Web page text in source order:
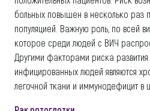
больных повышен в несколько
популяцией. Важную роль, по всей
которое среди людей с ВИЧ
Другими факторами риска
инфицированных людей являются
легочной ткани и иммунодефицит в